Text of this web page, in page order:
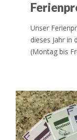
Unser
dieses Jahr in
(Montag bis